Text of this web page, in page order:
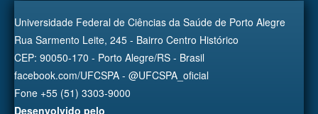
Universidade Federal de Ciências da Saúde de Porto Alegre
Rua Sarmento Leite, 245 - Bairro Centro Histórico
CEP: 90050-170 - Porto Alegre/RS - Brasil
facebook.com/UFCSPA - @UFCSPA_oficial
Fone +55 (51) 3303-9000
Desenvolvido pelo